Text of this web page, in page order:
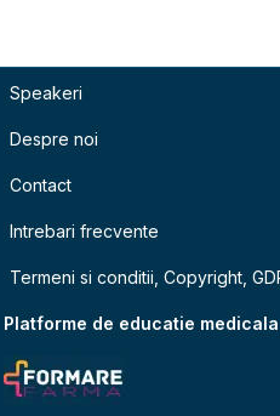
Speakeri
Despre noi
Contact
Intrebari frecvente
Termeni si conditii, Copyright,
Platforme de educatie